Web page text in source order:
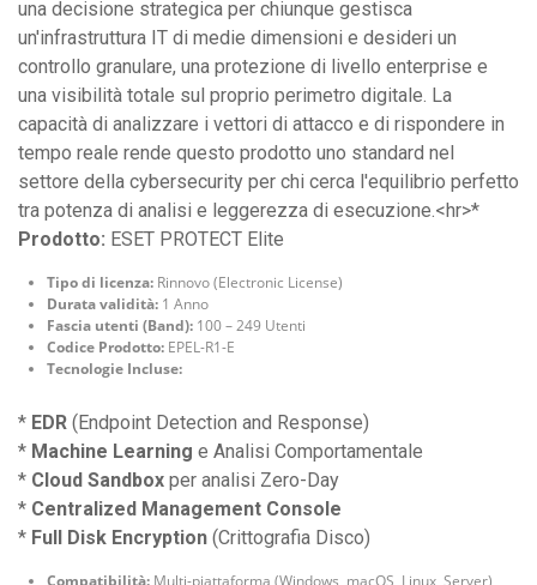
una decisione strategica per chiunque gestisca
un'infrastruttura IT di medie dimensioni e desideri un
controllo granulare, una protezione di livello enterprise e
una visibilità totale sul proprio perimetro digitale. La
capacità di analizzare i vettori di attacco e di rispondere in
tempo reale rende questo prodotto uno standard nel
settore della cybersecurity per chi cerca l'equilibrio perfetto
tra potenza di analisi e leggerezza di esecuzione.<hr>*
Prodotto: ESET PROTECT Elite
Tipo di licenza: Rinnovo (Electronic License)
Durata validità: 1 Anno
Fascia utenti (Band): 100 – 249 Utenti
Codice Prodotto: EPEL-R1-E
Tecnologie Incluse:
* EDR (Endpoint Detection and Response)
* Machine Learning e Analisi Comportamentale
* Cloud Sandbox per analisi Zero-Day
* Centralized Management Console
* Full Disk Encryption (Crittografia Disco)
Compatibilità: Multi-piattaforma (Windows, macOS, Linux, Server)